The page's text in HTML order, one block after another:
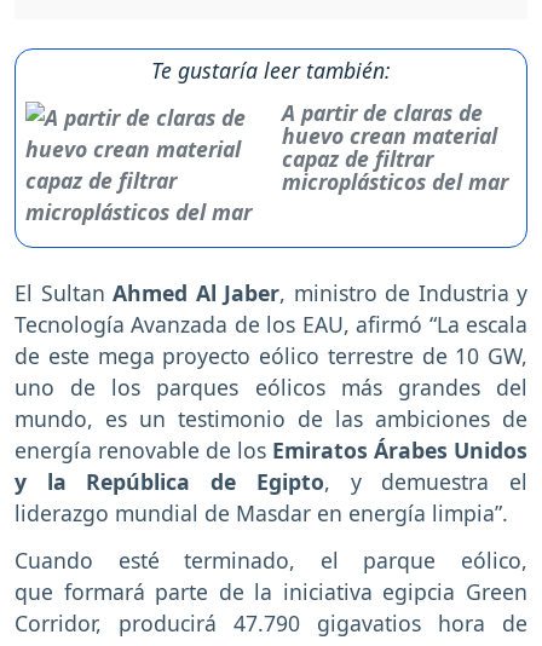
Te gustaría leer también:
A partir de claras de
huevo crean material
capaz de filtrar
microplásticos del mar
El Sultan Ahmed Al Jaber, ministro de Industria y
Tecnología Avanzada de los EAU, afirmó “La escala
de este mega proyecto eólico terrestre de 10 GW,
uno de los parques eólicos más grandes del
mundo, es un testimonio de las ambiciones de
energía renovable de los Emiratos Árabes Unidos
y la República de Egipto, y demuestra el
liderazgo mundial de Masdar en energía limpia”.
Cuando esté terminado, el parque eólico,
que formará parte de la iniciativa egipcia Green
Corridor, producirá 47.790 gigavatios hora de